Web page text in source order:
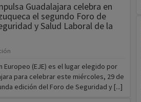
Guadalajara celebra en
el segundo Foro de
y Salud Laboral de la
Europeo (EJE) es el lugar elegido por
para celebrar este miércoles, 29 de
edición del Foro de Seguridad y [...]